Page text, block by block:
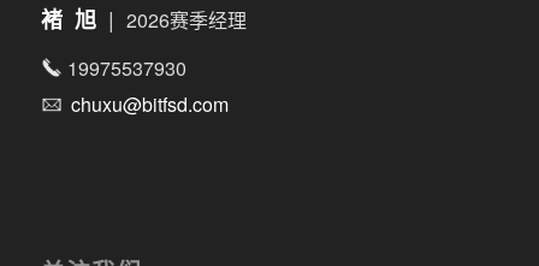
褚 旭| 2026赛季经理
19975537930
chuxu@bitfsd.com